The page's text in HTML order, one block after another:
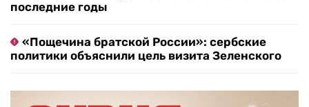
последние годы
«Пощечина братской России»: сербские
политики объяснили цель визита Зеленского